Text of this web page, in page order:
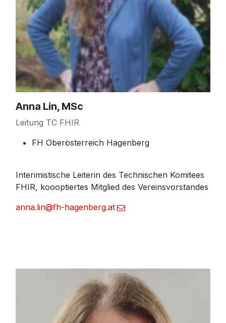
Anna Lin, MSc
Leitung TC FHIR
FH Oberösterreich Hagenberg
Interimistische Leiterin des Technischen Komitees
FHIR, koooptiertes Mitglied des Vereinsvorstandes
anna.lin@fh-hagenberg.at